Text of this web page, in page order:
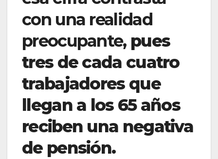
con una realidad
preocupante, pues
tres de cada cuatro
trabajadores que
llegan a los 65 años
reciben una negativa
de pensión.